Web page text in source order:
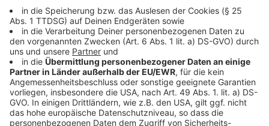
zum abkühlen in das Gefrierfach stellen.
Anschließend mit den Kugeln in einem kleinen Glas
anrichten. Die Gambas auf einen Spieß ziehen,
anbraten und mit der Suppe servieren.
Für den Schaum die Sauce mit ein wenig Soja-
Lecithin mischen und mit dem Zauberstab
aufschäumen. Einen Löffel Schaum auf die
gebratenen Gambas geben.